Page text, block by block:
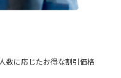
数に応じたお得な割引価格